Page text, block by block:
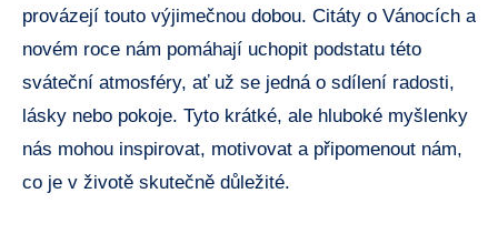
provázejí touto výjimečnou dobou. Citáty o Vánocích a
novém roce nám pomáhají uchopit podstatu této
sváteční atmosféry, ať už se jedná o sdílení radosti,
lásky nebo pokoje. Tyto krátké, ale hluboké myšlenky
nás mohou inspirovat, motivovat a připomenout nám,
co je v životě skutečně důležité.